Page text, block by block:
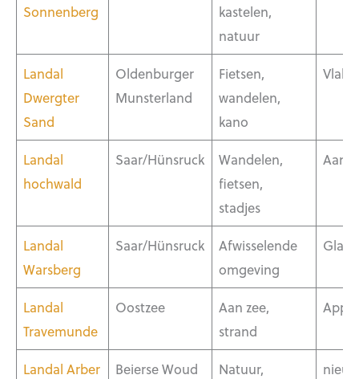
Sonnenberg
kastelen,
natuur
Landal
Dwergter
Sand
Oldenburger
Munsterland
Fietsen,
wandelen,
kano
Vlak
Landal
hochwald
Saar/Hünsruck
Wandelen,
fietsen,
stadjes
Aan
Landal
Warsberg
Saar/Hünsruck
Afwisselende
omgeving
Landal
Travemunde
Oostzee
Aan zee,
strand
Landal Arber Beierse Woud
Natuur,
nieuw